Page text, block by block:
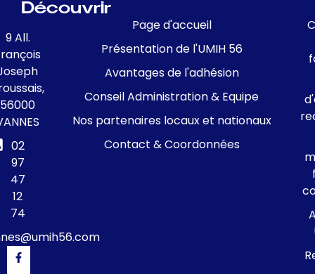
9 All.
56000
02
97
47
12
74
Découvrir
Page d'accueil
Présentation de l'UMIH 56
Avantages de l'adhésion
Conseil Administration & Equipe
Nos partenaires locaux et nationaux
Contact & Coordonnées